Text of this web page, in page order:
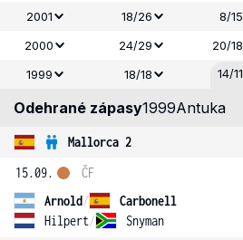
2001 18/26 8/15
2000
24/29 20/18
1999
18/18 14/11
Odehrané zápasy1999Antuka
Mallorca 2
15.09.
Arnold/
Carbonell
Hilpert/ Snyman
ČF